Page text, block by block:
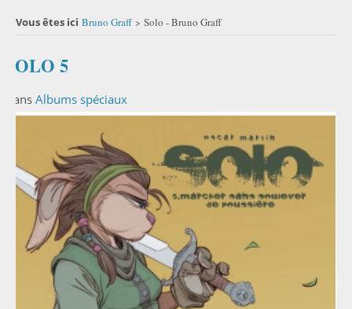
Vous êtes ici Bruno Graff > Solo - Bruno Graff
SOLO 5
Dans Albums spéciaux